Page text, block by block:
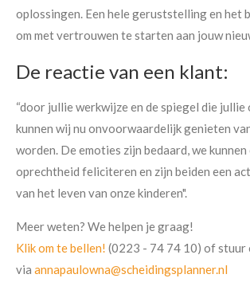
oplossingen. Een hele geruststelling en het
om met vertrouwen te starten aan jouw
De reactie van een klant:
“door jullie werkwijze en de spiegel die jullie
kunnen wij nu onvoorwaardelijk genieten
worden. De emoties zijn bedaard, we
oprechtheid feliciteren en zijn beiden een
van het leven van onze kinderen".
Meer weten? We helpen je graag!
Klik om te bellen! (0223 - 74 74 10) of stuur
via annapaulowna@scheidingsplanner.nl